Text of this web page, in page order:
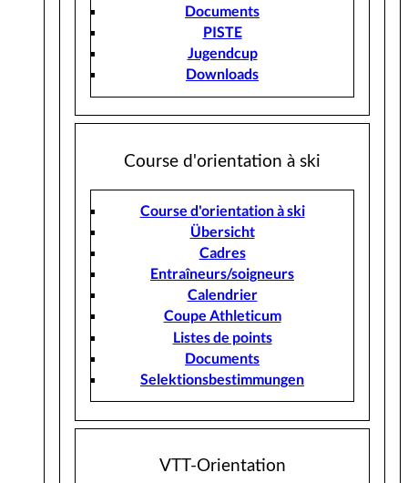
Documents
PISTE
Jugendcup
Downloads
Course d'orientation à ski
Course d'orientation à ski
Übersicht
Cadres
Entraîneurs/soigneurs
Calendrier
Coupe Athleticum
Listes de points
Documents
Selektionsbestimmungen
VTT-Orientation